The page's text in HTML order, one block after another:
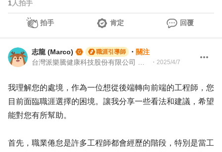
1 人拍手
拍手 肯定 回覆
志龍 (Marco) 職涯引導師 ・ 關注
・ 2025/4/7
我理解您的處境，作為一位想從後端轉向前端的工程師，您
目前面臨職涯選擇的困境。讓我分享一些看法和建議，希望
能對您有所幫助。
首先，職業倦怠是許多工程師都會經歷的階段，特別是當工